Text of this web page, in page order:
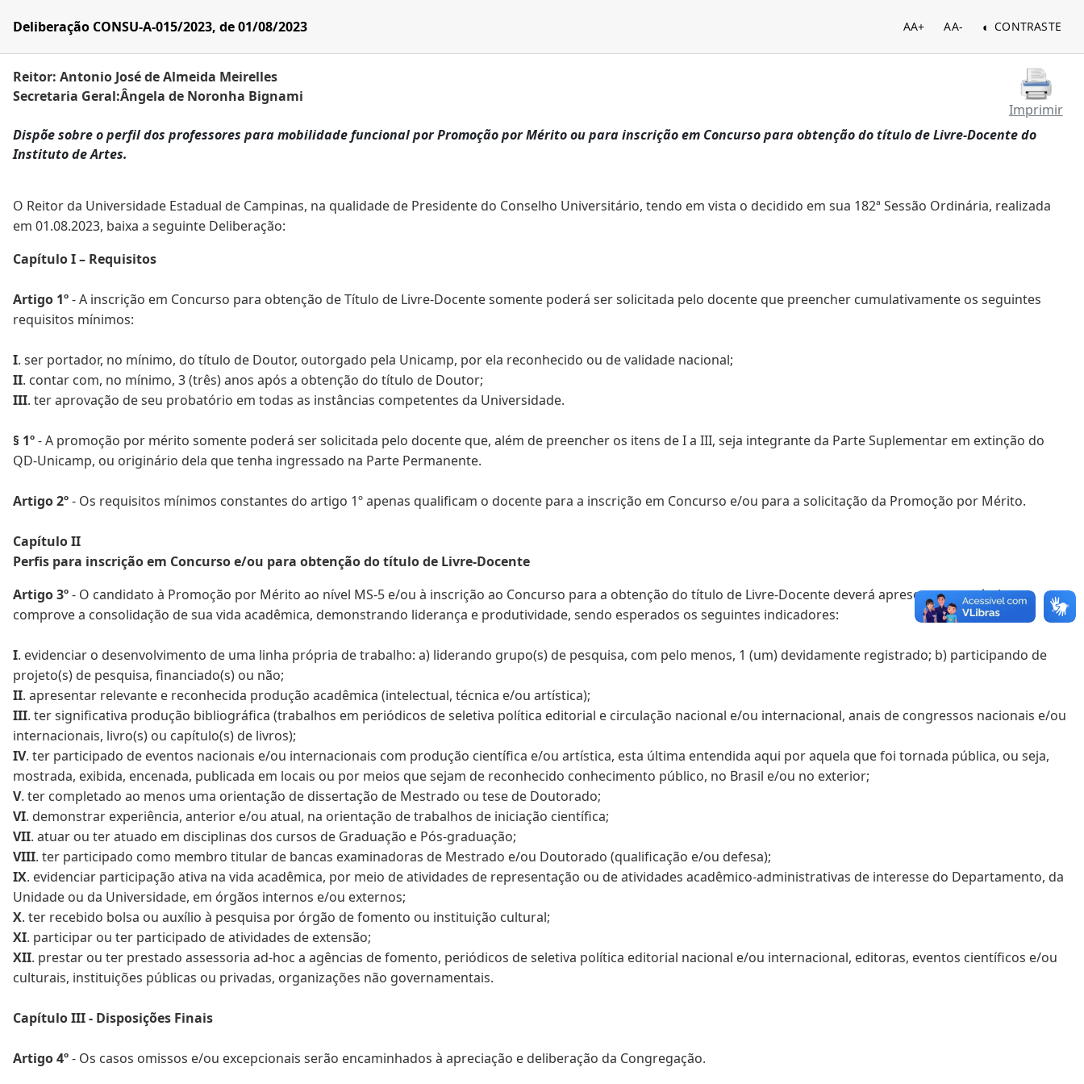
Deliberação CONSU-A-015/2023, de 01/08/2023 AA+ AA- CONTRASTE
Reitor: Antonio José de Almeida Meirelles
Secretaria Geral:Ângela de Noronha Bignami
Imprimir
Dispõe sobre o perfil dos professores para mobilidade funcional por Promoção por Mérito ou para inscrição em Concurso para obtenção do título de Livre-Docente do
Instituto de Artes.
O Reitor da Universidade Estadual de Campinas, na qualidade de Presidente do Conselho Universitário, tendo em vista o decidido em sua 182ª Sessão Ordinária, realizada
em 01.08.2023, baixa a seguinte Deliberação:
Capítulo I – Requisitos
Artigo 1º- A inscrição em Concurso para obtenção de Título de Livre-Docente somente poderá ser solicitada pelo docente que preencher cumulativamente os seguintes
requisitos mínimos:
I. ser portador, no mínimo, do título de Doutor, outorgado pela Unicamp, por ela reconhecido ou de validade nacional;
II. contar com, no mínimo, 3 (três) anos após a obtenção do título de Doutor;
III. ter aprovação de seu probatório em todas as instâncias competentes da Universidade.
§ 1º- A promoção por mérito somente poderá ser solicitada pelo docente que, além de preencher os itens de I a III, seja integrante da Parte Suplementar em extinção do
QD-Unicamp, ou originário dela que tenha ingressado na Parte Permanente.
Artigo 2º- Os requisitos mínimos constantes do artigo 1º apenas qualificam o docente para a inscrição em Concurso e/ou para a solicitação da Promoção por Mérito.
Capítulo II
Perfis para inscrição em Concurso e/ou para obtenção do título de Livre-Docente
Artigo 3º- O candidato à Promoção por Mérito ao nível MS-5 e/ou à inscrição ao Concurso para a obtenção do título de Livre-Docente deverá apresentar um nível que
comprove a consolidação de sua vida acadêmica, demonstrando liderança e produtividade, sendo esperados os seguintes indicadores:
I. evidenciar o desenvolvimento de uma linha própria de trabalho: a) liderando grupo(s) de pesquisa, com pelo menos, 1 (um) devidamente registrado; b) participando de
projeto(s) de pesquisa, financiado(s) ou não;
II. apresentar relevante e reconhecida produção acadêmica (intelectual, técnica e/ou artística);
III. ter significativa produção bibliográfica (trabalhos em periódicos de seletiva política editorial e circulação nacional e/ou internacional, anais de congressos nacionais e/ou
internacionais, livro(s) ou capítulo(s) de livros);
IV. ter participado de eventos nacionais e/ou internacionais com produção científica e/ou artística, esta última entendida aqui por aquela que foi tornada pública, ou seja,
mostrada, exibida, encenada, publicada em locais ou por meios que sejam de reconhecido conhecimento público, no Brasil e/ou no exterior;
V. ter completado ao menos uma orientação de dissertação de Mestrado ou tese de Doutorado;
VI. demonstrar experiência, anterior e/ou atual, na orientação de trabalhos de iniciação científica;
VII. atuar ou ter atuado em disciplinas dos cursos de Graduação e Pós-graduação;
VIII. ter participado como membro titular de bancas examinadoras de Mestrado e/ou Doutorado (qualificação e/ou defesa);
IX. evidenciar participação ativa na vida acadêmica, por meio de atividades de representação ou de atividades acadêmico-administrativas de interesse do Departamento, da
Unidade ou da Universidade, em órgãos internos e/ou externos;
X. ter recebido bolsa ou auxílio à pesquisa por órgão de fomento ou instituição cultural;
XI. participar ou ter participado de atividades de extensão;
XII. prestar ou ter prestado assessoria ad-hoc a agências de fomento, periódicos de seletiva política editorial nacional e/ou internacional, editoras, eventos científicos e/ou
culturais, instituições públicas ou privadas, organizações não governamentais.
Capítulo III - Disposições Finais
Artigo 4º- Os casos omissos e/ou excepcionais serão encaminhados à apreciação e deliberação da Congregação.